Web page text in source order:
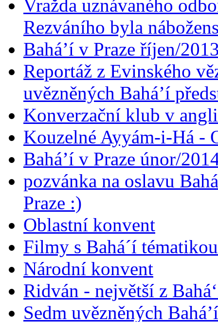
Vražda uznávaného
Rezváního byla
Bahá’í v Praze říjen/
Reportáž z Evinského
uvězněných Bahá’í
Konverzační klub v
Kouzelné Ayyám-i-Há -
Bahá’í v Praze únor/
pozvánka na oslavu
Praze :)
Oblastní konvent
Filmy s Bahá´í
Národní konvent
Ridván - největší z
Sedm uvězněných